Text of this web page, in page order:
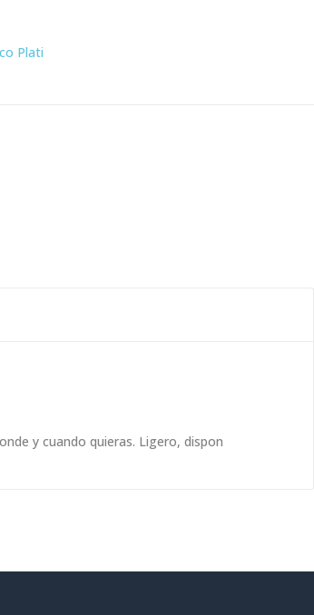
Plati
y cuando quieras. Ligero, dispon